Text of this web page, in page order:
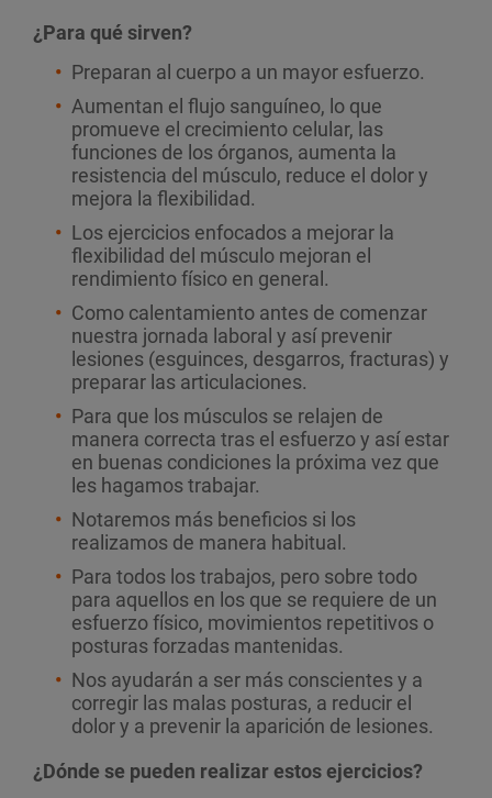
¿Para qué sirven?
Preparan al cuerpo a un mayor esfuerzo.
Aumentan el flujo sanguíneo, lo que
promueve el crecimiento celular, las
funciones de los órganos, aumenta la
resistencia del músculo, reduce el dolor y
mejora la flexibilidad.
Los ejercicios enfocados a mejorar la
flexibilidad del músculo mejoran el
rendimiento físico en general.
Como calentamiento antes de comenzar
nuestra jornada laboral y así prevenir
lesiones (esguinces, desgarros, fracturas) y
preparar las articulaciones.
Para que los músculos se relajen de
manera correcta tras el esfuerzo y así estar
en buenas condiciones la próxima vez que
les hagamos trabajar.
Notaremos más beneficios si los
realizamos de manera habitual.
Para todos los trabajos, pero sobre todo
para aquellos en los que se requiere de un
esfuerzo físico, movimientos repetitivos o
posturas forzadas mantenidas.
Nos ayudarán a ser más conscientes y a
corregir las malas posturas, a reducir el
dolor y a prevenir la aparición de lesiones.
¿Dónde se pueden realizar estos ejercicios?